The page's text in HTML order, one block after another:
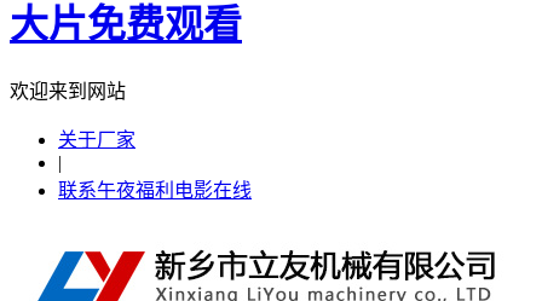
大片免费观看
欢迎来到网站
关于厂家
|
联系午夜福利电影在线